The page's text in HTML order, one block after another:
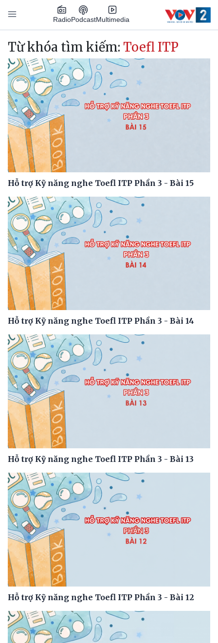
Nhảy đến nội dung
RadioPodcastMultimedia
Main navigation
Từ khóa tìm kiếm: Toefl ITP
Hỗ trợ Kỹ năng nghe Toefl ITP Phần 3 - Bài 15
Hỗ trợ Kỹ năng nghe Toefl ITP Phần 3 - Bài 14
Hỗ trợ Kỹ năng nghe Toefl ITP Phần 3 - Bài 13
Hỗ trợ Kỹ năng nghe Toefl ITP Phần 3 - Bài 12